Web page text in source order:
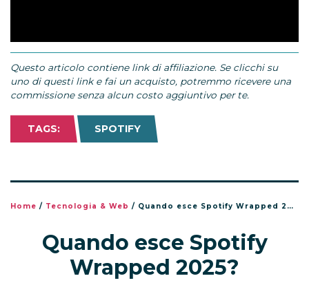
Questo articolo contiene link di affiliazione. Se clicchi su
uno di questi link e fai un acquisto, potremmo ricevere una
commissione senza alcun costo aggiuntivo per te.
TAGS: SPOTIFY
Home / Tecnologia & Web / Quando esce Spotify Wrapped 2025?
Quando esce Spotify
Wrapped 2025?